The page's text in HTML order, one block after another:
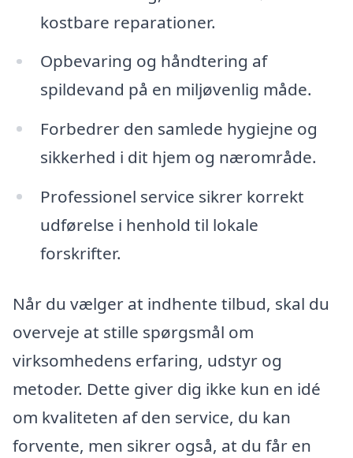
kostbare reparationer.
Opbevaring og håndtering af
spildevand på en miljøvenlig måde.
Forbedrer den samlede hygiejne og
sikkerhed i dit hjem og nærområde.
Professionel service sikrer korrekt
udførelse i henhold til lokale
forskrifter.
Når du vælger at indhente tilbud, skal du
overveje at stille spørgsmål om
virksomhedens erfaring, udstyr og
metoder. Dette giver dig ikke kun en idé
om kvaliteten af den service, du kan
forvente, men sikrer også, at du får en